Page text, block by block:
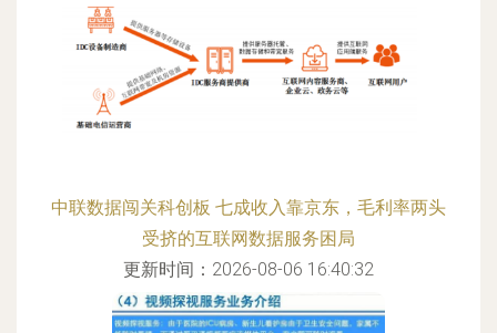
中联数据闯关科创板 七成收入靠京东，毛利率两头
受挤的互联网数据服务困局
更新时间：2026-08-06 16:40:32